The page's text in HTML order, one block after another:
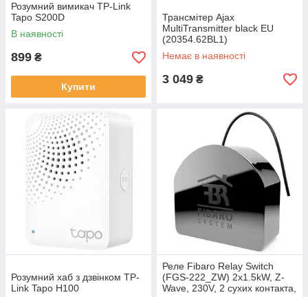
Розумний вимикач TP-Link
Tapo S200D
В наявності
899 ₴
Купити
Трансмітер Ajax
MultiTransmitter black EU
(20354.62BL1)
Немає в наявності
3 049 ₴
Розумний хаб з дзвінком TP-
Link Tapo H100
Реле Fibaro Relay Switch
(FGS-222_ZW) 2x1.5kW, Z-
Wave, 230V, 2 сухих контакта,